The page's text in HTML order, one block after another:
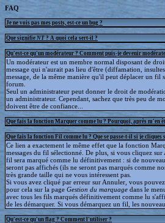
FAQ
Je ne vois pas mes posts, est-ce un bug ?
Que signifie NT ? A quoi cela sert-il ?
Qu'est-ce qu'un modérateur ? Comment puis-je devenir
Un modérateur est un membre normal disposant de
message qui n'aurait pas lieu d'être (diffamation,
message, de la même manière qu'il peut déplacer un
forum.
Seul un administrateur peut donner le droit de
un administrateur. Cependant, sachez que très peu de
doivent être de confiance...
Que fais la fonction Marquer comme lu ? Pourquoi, après m'en
Que fais la fonction Fil comme lu ? Que se passe-t-il si je cliques
Ce lien a exactement le même effet que la fonction
messages du fil sélectionné. De plus, si vous cliquez
fil sera marqué comme lu définitivement : si de
seront pas affichés (ils ne seront pas marqués comme
très grande taille qui ne vous intéressent pas.
Si vous avez cliqué par erreur sur Annuler, vous
pour cela sur la page Gestion du marquage dans le
avec tous les fils marqués définitivement comme lu
de les démarquer. Si vous démarquez un fil, les
Qu'est-ce qu'un flag ? Comment l'utiliser ?